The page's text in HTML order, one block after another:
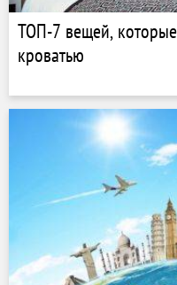
ТОП-7 вещей,
кроватью